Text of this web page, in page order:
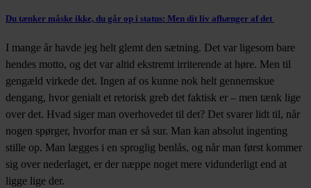
Du tænker måske ikke, du går op i status: Men dit liv afhænger af det
I mange år havde jeg helt glemt den sætning. Det var ligesom bare
hendes motto, og det var altid ekstremt irriterende at høre. Men til
gengæld virkede det. Ingen af os kunne nok helt gennemskue
dengang, hvor genialt et retorisk greb det faktisk er – men tænk lige
over det. Hvad siger man overhovedet til det? Det svarer lidt til, når
nogen spørger, hvorfor man er så sur. Man kan absolut ingenting
stille op. Man lægges i en sproglig benlås, og når man først kommer
sig over nederlaget, er der næppe noget mere vidunderligt end at
ligge lige der.